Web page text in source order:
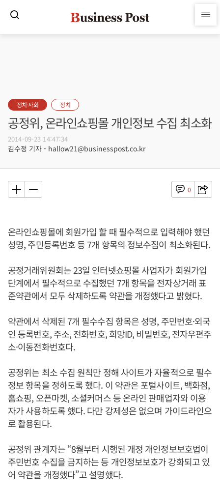
정치·사회 정치
공정위, 온라인쇼핑몰 개인정보 수집 최소화
2014-09-23 14:47:34
김수정 기자 - hallow21@businesspost.co.kr
0
온라인쇼핑몰에 회원가입 할 때 필수적으로 입력해야 했던
성명, 주민등록번호 등 7개 항목의 정보수집이 최소화된다.
공정거래위원회는 23일 인터넷쇼핑몰 사업자가 회원가입
단계에서 필수적으로 수집했던 7개 항목을 전자상거래 표
준약관에서 모두 삭제하도록 약관을 개정했다고 밝혔다.
약관에서 삭제된 7개 필수수집 항목은 성명, 주민번호·외국
인 등록번호, 주소, 전화번호, 희망ID, 비밀번호, 전자우편주
소·이동전화번호다.
공정위는 최소 수집 원칙만 정해 사이트가 자율적으로 필수
정보 항목을 정하도록 했다. 이 약관은 포털사이트, 백화점,
홈쇼핑, 오픈마켓, 소셜커머스 등 온라인 판매업자와 이용
자가 사용하도록 했다. 다만 강제성은 없으며 가이드라인으
로 활용된다.
공정위 관계자는 “8월부터 시행된 개정 개인정보보호법이
주민번호 수집을 금지하는 등 개인정보보호가 강화되고 있
어 약관을 개정했다”고 설명했다.